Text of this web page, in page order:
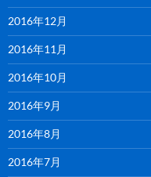
2016年12月
2016年11月
2016年10月
2016年9月
2016年8月
2016年7月